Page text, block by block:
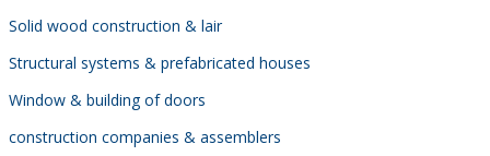
Solid wood construction & lair
Structural systems & prefabricated houses
Window & building of doors
construction companies & assemblers